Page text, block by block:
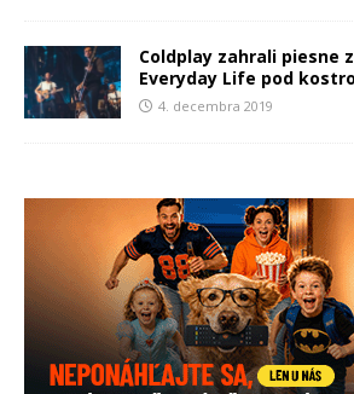
Coldplay zahrali piesne
Everyday Life pod
4. decembra 2019